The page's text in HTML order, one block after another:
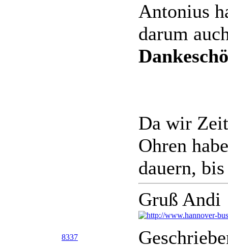
Antonius
darum
Da wir
Ohren
dauern,
Gruß Andi
8337